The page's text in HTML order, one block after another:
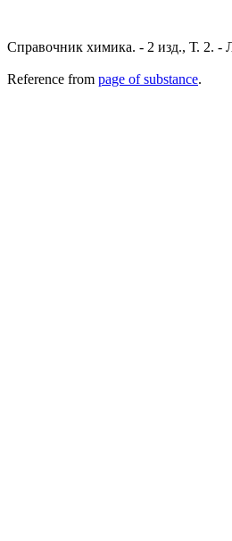
Справочник химика. - 2 изд., Т. 2.
Reference from page of substance.